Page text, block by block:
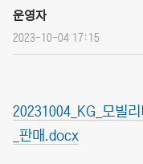
운영자
2023-10-04 17:15
20231004_KG_모빌
_판매.docx